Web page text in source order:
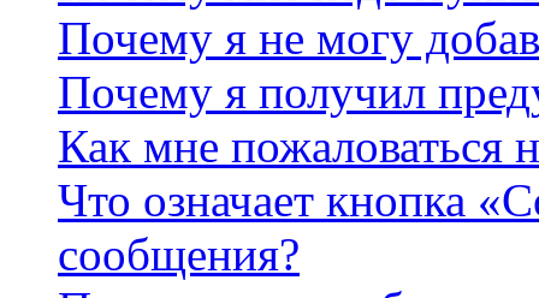
Почему я не могу
Почему я получил
Как мне пожаловаться
Что означает кнопка
сообщения?